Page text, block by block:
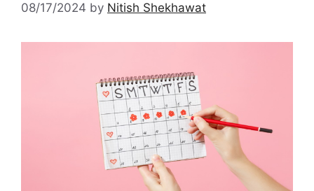
08/17/2024 by Nitish Shekhawat